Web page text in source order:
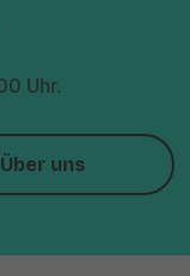
Uhr.
Über uns